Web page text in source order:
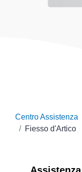
Centro Assistenza
Fiesso d'Artico